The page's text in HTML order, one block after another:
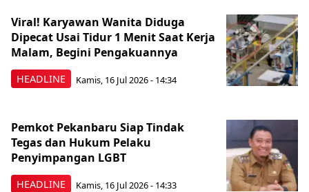
HEADLINE
Viral! Karyawan Wanita Diduga
Dipecat Usai Tidur 1 Menit Saat Kerja
Malam, Begini Pengakuannya
Kamis, 16 Jul 2026 - 14:34
HEADLINE
Pemkot Pekanbaru Siap Tindak
Tegas dan Hukum Pelaku
Penyimpangan LGBT
Kamis, 16 Jul 2026 - 14:33